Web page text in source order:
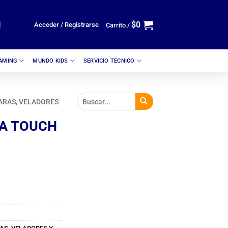
Acceder / Registrarse Carrito / $0
MUNDO KIDS SERVICIO TECNICO
VELADORES
TOUCH